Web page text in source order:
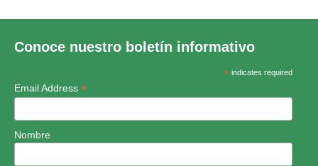
Conoce nuestro boletín informativo
*indicates required
Email Address *
Nombre